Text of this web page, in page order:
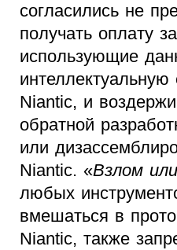
согласились не
получать оплату
использующие
интеллектуальную
Niantic, и
обратной
или
Niantic. «Взлом
любых
вмешаться в
Niantic, также